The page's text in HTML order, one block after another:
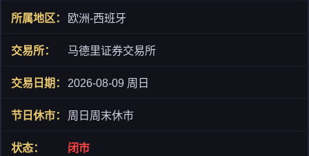
欧洲-西班牙
马德里证券交易所
2026-08-09 周日
周日周末休市
闭市